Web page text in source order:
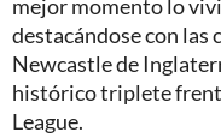
mejor momento lo
destacándose con las
Newcastle de
histórico triplete
League.